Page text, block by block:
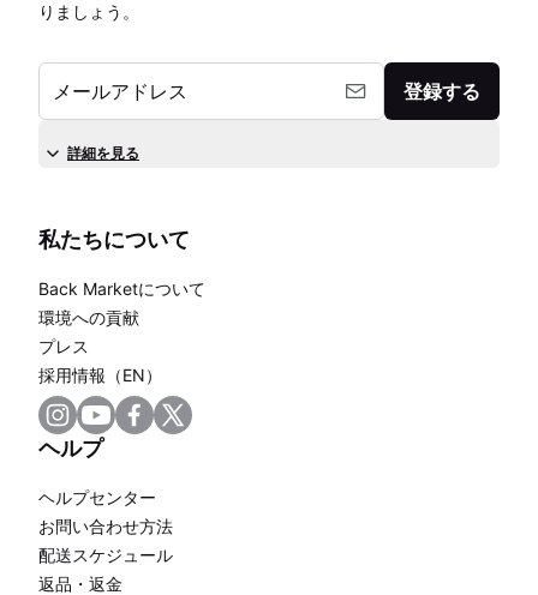
りましょう。
メールアドレス 登録する
詳細を見る
私たちについて
Back Marketについて
環境への貢献
プレス
採用情報（EN）
ヘルプ
ヘルプセンター
お問い合わせ方法
配送スケジュール
返品・返金